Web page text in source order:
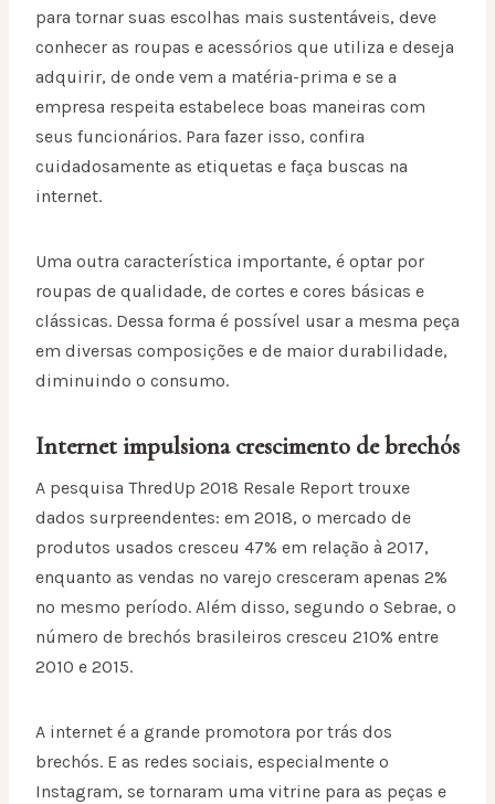
para tornar suas escolhas mais sustentáveis, deve
conhecer as roupas e acessórios que utiliza e deseja
adquirir, de onde vem a matéria-prima e se a
empresa respeita estabelece boas maneiras com
seus funcionários. Para fazer isso, confira
cuidadosamente as etiquetas e faça buscas na
internet.
Uma outra característica importante, é optar por
roupas de qualidade, de cortes e cores básicas e
clássicas. Dessa forma é possível usar a mesma peça
em diversas composições e de maior durabilidade,
diminuindo o consumo.
Internet impulsiona crescimento de brechós
A pesquisa ThredUp 2018 Resale Report trouxe
dados surpreendentes: em 2018, o mercado de
produtos usados cresceu 47% em relação à 2017,
enquanto as vendas no varejo cresceram apenas 2%
no mesmo período. Além disso, segundo o Sebrae, o
número de brechós brasileiros cresceu 210% entre
2010 e 2015.
A internet é a grande promotora por trás dos
brechós. E as redes sociais, especialmente o
Instagram, se tornaram uma vitrine para as peças e